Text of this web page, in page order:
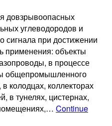
довзрывоопасных
углеводородов и
сигнала при достижении
применения: объекты
в процессе
общепромышленного
колодцах, коллекторах
в тунелях, цистернах,
Continue